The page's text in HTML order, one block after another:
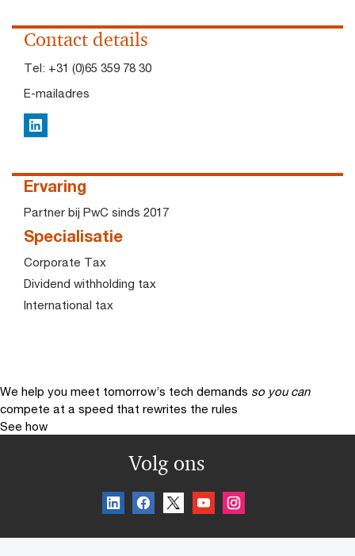
Contact details
Tel: +31 (0)65 359 78 30
E-mailadres
LinkedIn
Ervaring
Partner bij PwC sinds 2017
Specialisatie
Corporate Tax
Dividend withholding tax
International tax
We help you meet tomorrow’s tech demands so you can
compete at a speed that rewrites the rules
See how
Volg ons